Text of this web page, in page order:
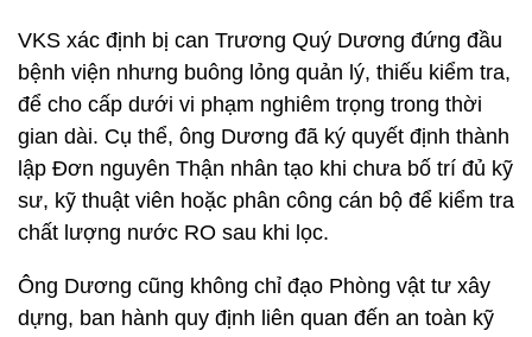
VKS xác định bị can Trương Quý Dương đứng đầu
bệnh viện nhưng buông lỏng quản lý, thiếu kiểm tra,
để cho cấp dưới vi phạm nghiêm trọng trong thời
gian dài. Cụ thể, ông Dương đã ký quyết định thành
lập Đơn nguyên Thận nhân tạo khi chưa bố trí đủ kỹ
sư, kỹ thuật viên hoặc phân công cán bộ để kiểm tra
chất lượng nước RO sau khi lọc.
Ông Dương cũng không chỉ đạo Phòng vật tư xây
dựng, ban hành quy định liên quan đến an toàn kỹ